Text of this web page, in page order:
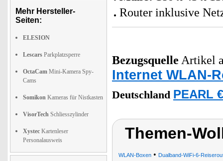
Mehr Hersteller-
Seiten:
ELESION
Lescars Parkplatzsperre
OctaCam Mini-Kamera Spy-
Cams
Somikon Kameras für Nistkasten
VisorTech Schliesszylinder
Xystec Kartenleser
Personalausweis
Router inklusive
Bezugsquelle Artikel
Internet WLAN-
Deutschland PEARL
Themen-
WLAN-Boxen• Dualband-WiFi-6-